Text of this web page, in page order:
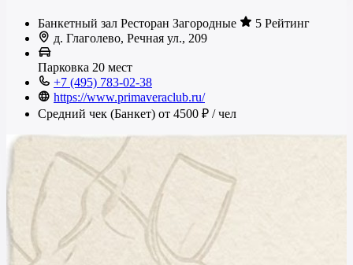
Банкетный зал Ресторан Загородные
5 Рейтинг
д. Глаголево, Речная ул., 209
Парковка 20 мест
+7 (495) 783-02-38
https://www.primaveraclub.ru/
Средний чек (Банкет) от 4500 ₽ / чел